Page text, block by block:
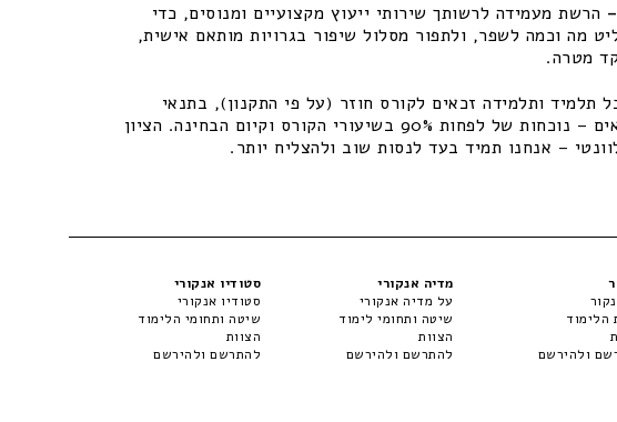
הרשת מעמידה לרשותך שירותי ייעוץ מקצועיים ומנוסים, כדי
מה וכמה לשפר, ולתפור מסלול שיפור בגרויות מותאם אישית,
מטרה.
תלמיד ותלמידה זכאים לקורס חוזר (על פי התקנון), בתנאי
שיתקיימו התנאים – נוכחות של לפחות 90% בשיעורי הקורס וקיום הבחינה. הציון
– אנחנו תמיד בעד לנסות שוב ולהצליח יותר.
הלימוד
ולהירשם
מדיה אנקורי
על מדיה אנקורי
שיטה ותחומי לימוד
הצוות
להתרשם ולהירשם
סטודיו אנקורי
סטודיו אנקורי
שיטה ותחומי הלימוד
הצוות
להתרשם ולהירשם